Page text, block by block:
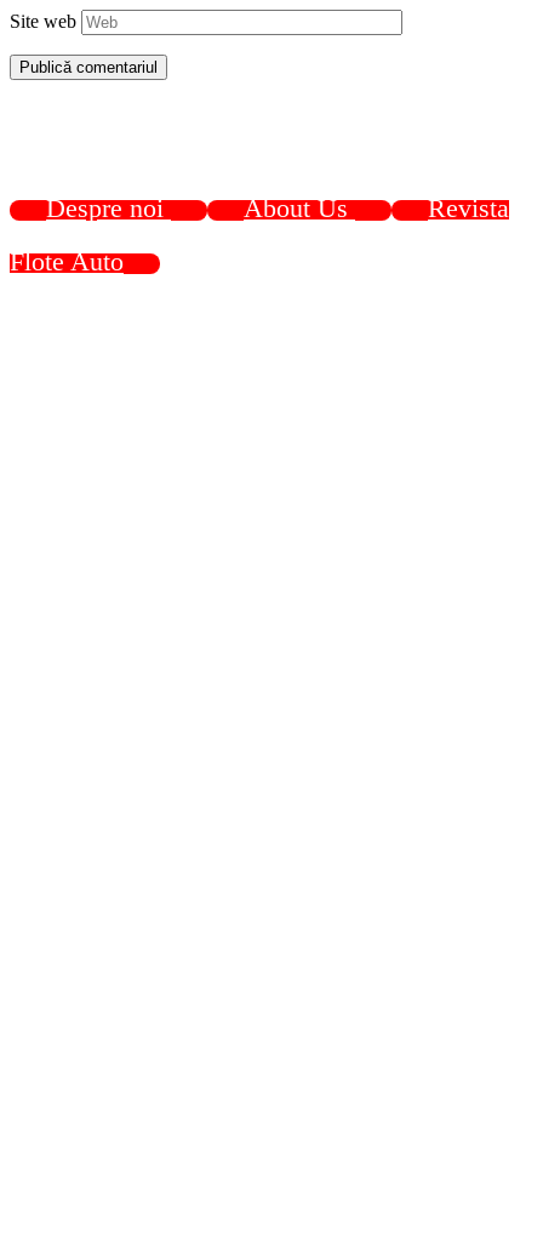
Site web
Despre noi About Us
Revista
Flote Auto